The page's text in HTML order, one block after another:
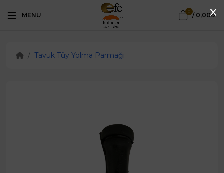
MENU 0 / 0,00₺
Tavuk Tüy Yolma Parmağı